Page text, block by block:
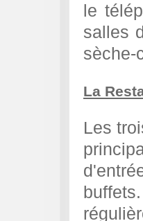
le
salles
sèche-
La
Les